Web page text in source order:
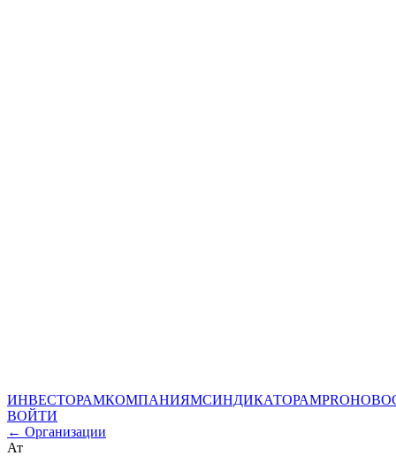
ИНВЕСТОРАМКОМПАНИЯМСИНДИКАТОРАМPRO
ВОЙТИ
← Организации
Ат